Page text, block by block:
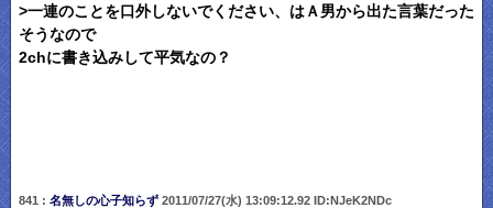
>一連のことを口外しないでください、はＡ男から出た言葉だった
そうなので
2chに書き込みして平気なの？
841 : 名無しの心子知らず2011/07/27(水) 13:09:12.92 ID:NJeK2NDc